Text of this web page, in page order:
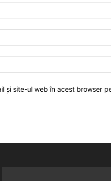
și site-ul web în acest browser